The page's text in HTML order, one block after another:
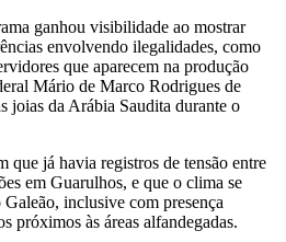
ganhou visibilidade ao mostrar
envolvendo ilegalidades, como
que aparecem na produção
Mário de Marco Rodrigues de
joias da Arábia Saudita durante o
que já havia registros de tensão entre
em Guarulhos, e que o clima se
inclusive com presença
próximos às áreas alfandegadas.